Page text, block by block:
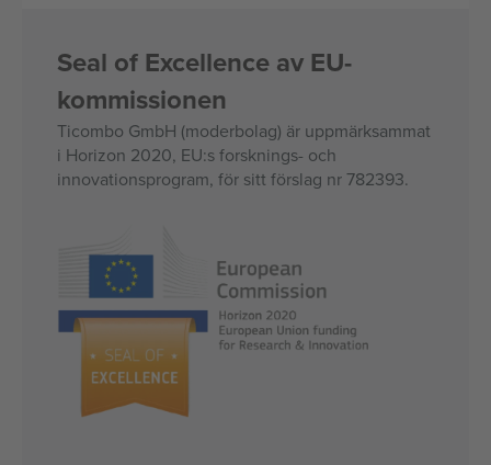
Seal of Excellence av EU-
kommissionen
Ticombo GmbH (moderbolag) är uppmärksammat
i Horizon 2020, EU:s forsknings- och
innovationsprogram, för sitt förslag nr 782393.